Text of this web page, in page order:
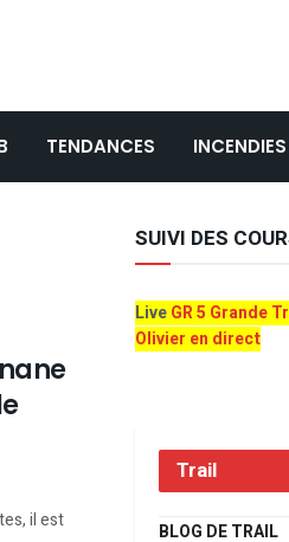
TENDANCES INCENDIES
il est
SUIVI DES
LiveGR 5 Grande
Olivier en direct
Trail
BLOG DE TRAIL